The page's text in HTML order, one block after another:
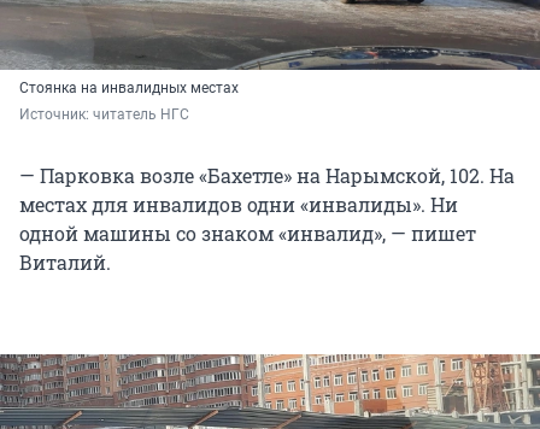
Стоянка на инвалидных местах
Источник: читатель НГС
— Парковка возле «Бахетле» на Нарымской, 102. На
местах для инвалидов одни «инвалиды». Ни
одной машины со знаком «инвалид», — пишет
Виталий.